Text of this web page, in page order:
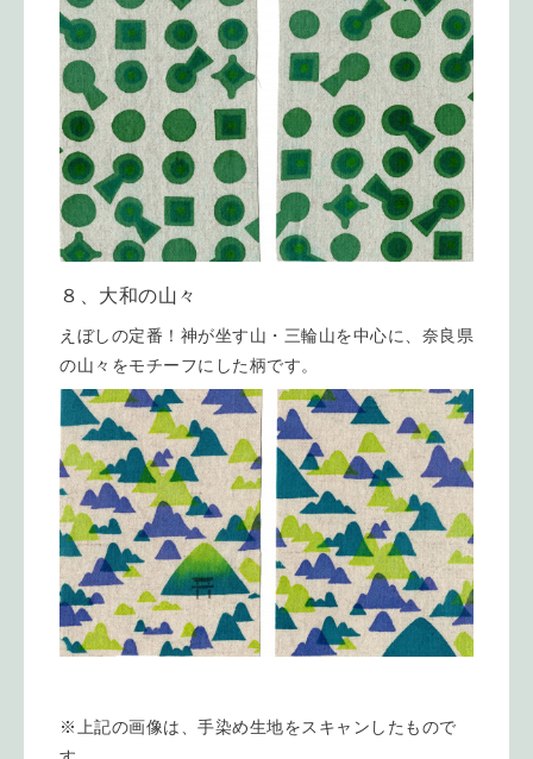
８、大和の山々
えぼしの定番！神が坐す山・三輪山を中心に、奈良県
の山々をモチーフにした柄です。
※上記の画像は、手染め生地をスキャンしたもので